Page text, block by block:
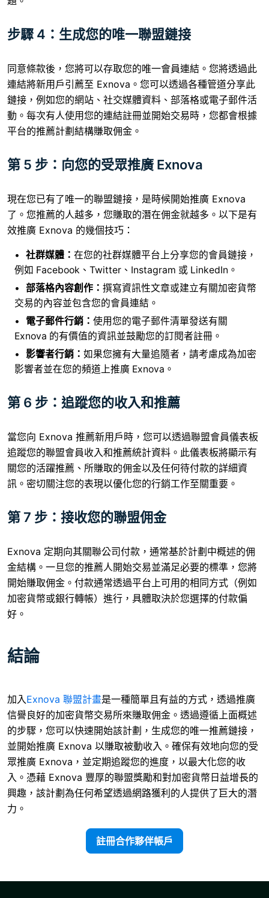
步驟 4：生成您的唯一聯盟鏈接
同意條款後，您將可以存取您的唯一會員連結。您將透過此
連結將新用戶引薦至 Exnova。您可以透過各種管道分享此
鏈接，例如您的網站、社交媒體資料、部落格或電子郵件活
動。每次有人使用您的連結註冊並開始交易時，您都會根據
平台的推薦計劃結構賺取佣金。
第 5 步：向您的受眾推廣 Exnova
現在您已有了唯一的聯盟鏈接，是時候開始推廣 Exnova
了。您推薦的人越多，您賺取的潛在佣金就越多。以下是有
效推廣 Exnova 的幾個技巧：
社群媒體： 在您的社群媒體平台上分享您的會員鏈接，
例如 Facebook、Twitter、Instagram 或 LinkedIn。
部落格內容創作： 撰寫​​資訊性文章或建立有關加密貨幣
交易的內容並包含您的會員連結。
電子郵件行銷： 使用您的電子郵件清單發送有關
Exnova 的有價值的資訊並鼓勵您的訂閱者註冊。
影響者行銷： 如果您擁有大量追隨者，請考慮成為加密
影響者並在您的頻道上推廣 Exnova。
第 6 步：追蹤您的收入和推薦
當您向 Exnova 推薦新用戶時，您可以透過聯盟會員儀表板
追蹤您的聯盟會員收入和推薦統計資料。此儀表板將顯示有
關您的活躍推薦、所賺取的佣金以及任何待付款的詳細資
訊。密切關注您的表現以優化您的行銷工作至關重要。
第 7 步：接收您的聯盟佣金
Exnova 定期向其關聯公司付款，通常基於計劃中概述的佣
金結構。一旦您的推薦人開始交易並滿足必要的標準，您將
開始賺取佣金。付款通常透過平台上可用的相同方式（例如
加密貨幣或銀行轉帳）進行，具體取決於您選擇的付款偏
好。
結論
加入Exnova 聯盟計畫是一種簡單且有益的方式，透過推廣
信譽良好的加密貨幣交易所來賺取佣金。透過遵循上面概述
的步驟，您可以快速開始該計劃，生成您的唯一推薦鏈接，
並開始推廣 Exnova 以賺取被動收入。確保有效地向您的受
眾推廣 Exnova，並定期追蹤您的進度，以最大化您的收
入。憑藉 Exnova 豐厚的聯盟獎勵和對加密貨幣日益增長的
興趣，該計劃為任何希望透過網路獲利的人提供了巨大的潛
力。
註冊合作夥伴帳戶